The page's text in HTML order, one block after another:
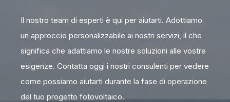
Il nostro team di esperti è qui per aiutarti. Adottiamo
un approccio personalizzabile ai nostri servizi, il che
significa che adattiamo le nostre soluzioni alle vostre
esigenze. Contatta oggi i nostri consulenti per vedere
come possiamo aiutarti durante la fase di operazione
del tuo progetto fotovoltaico.